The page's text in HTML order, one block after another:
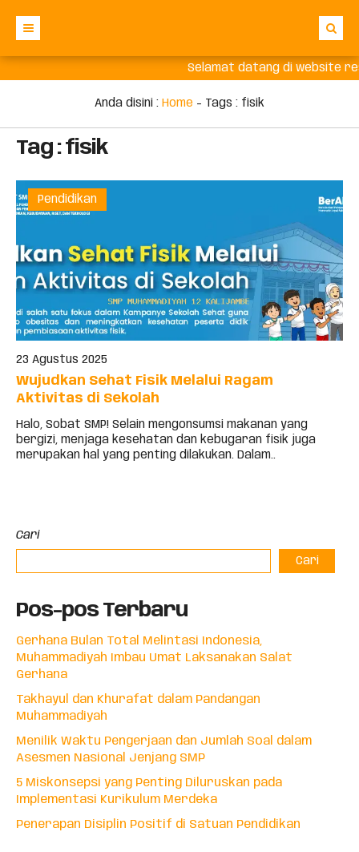
Prestasi
Galeri
Selamat datang di website
Anda disini : Home - Tags : fisik
Tag : fisik
Pendidikan
23 Agustus 2025
Wujudkan Sehat Fisik Melalui Ragam
Aktivitas di Sekolah
Halo, Sobat SMP! Selain mengonsumsi makanan yang
bergizi, menjaga kesehatan dan kebugaran fisik juga
merupakan hal yang penting dilakukan. Dalam..
Cari
Cari
Pos-pos Terbaru
Gerhana Bulan Total Melintasi Indonesia,
Muhammadiyah Imbau Umat Laksanakan Salat
Gerhana
Takhayul dan Khurafat dalam Pandangan
Muhammadiyah
Menilik Waktu Pengerjaan dan Jumlah Soal dalam
Asesmen Nasional Jenjang SMP
5 Miskonsepsi yang Penting Diluruskan pada
Implementasi Kurikulum Merdeka
Penerapan Disiplin Positif di Satuan Pendidikan